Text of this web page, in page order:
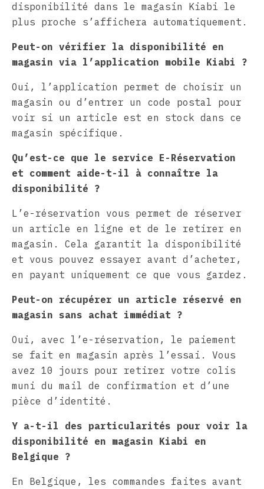
disponibilité dans le magasin Kiabi le
plus proche s’affichera automatiquement.
Peut-on vérifier la disponibilité en
magasin via l’application mobile Kiabi ?
Oui, l’application permet de choisir un
magasin ou d’entrer un code postal pour
voir si un article est en stock dans ce
magasin spécifique.
Qu’est-ce que le service E-Réservation
et comment aide-t-il à connaître la
disponibilité ?
L’e-réservation vous permet de réserver
un article en ligne et de le retirer en
magasin. Cela garantit la disponibilité
et vous pouvez essayer avant d’acheter,
en payant uniquement ce que vous gardez.
Peut-on récupérer un article réservé en
magasin sans achat immédiat ?
Oui, avec l’e-réservation, le paiement
se fait en magasin après l’essai. Vous
avez 10 jours pour retirer votre colis
muni du mail de confirmation et d’une
pièce d’identité.
Y a-t-il des particularités pour voir la
disponibilité en magasin Kiabi en
Belgique ?
En Belgique, les commandes faites avant